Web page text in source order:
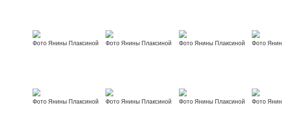
Фото Янины Плаксиной Фото Янины Плаксиной Фото Янины Плаксиной Фото
Фото Янины Плаксиной Фото Янины Плаксиной Фото Янины Плаксиной Фото